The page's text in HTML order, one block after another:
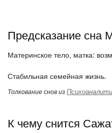
Предсказание сна
Материнское тело, матка:
Стабильная семейная жизнь.
Толкование снов из
К чему снится